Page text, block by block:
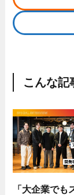
こんな記
「大企業でも